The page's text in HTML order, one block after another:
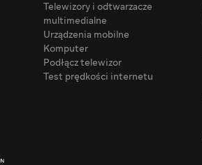
Telewizory i odtwarzacze
multimedialne
Urządzenia mobilne
Komputer
Podłącz telewizor
Test prędkości internetu